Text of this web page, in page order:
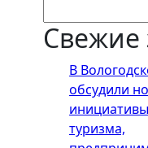
Свежие
В
обсудили
туризма,